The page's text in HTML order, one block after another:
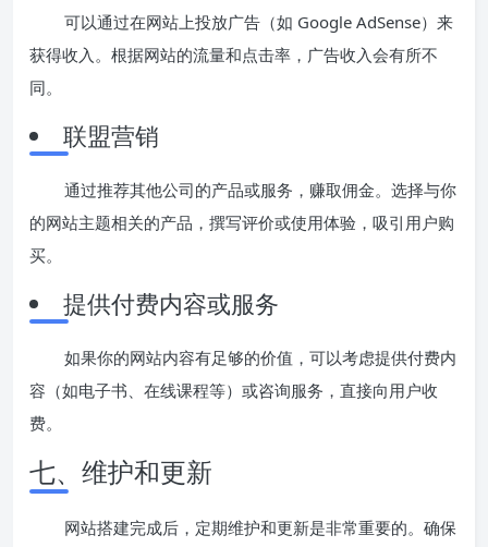
可以通过在网站上投放广告（如 Google AdSense）来
获得收入。根据网站的流量和点击率，广告收入会有所不
同。
联盟营销
通过推荐其他公司的产品或服务，赚取佣金。选择与你
的网站主题相关的产品，撰写评价或使用体验，吸引用户购
买。
提供付费内容或服务
如果你的网站内容有足够的价值，可以考虑提供付费内
容（如电子书、在线课程等）或咨询服务，直接向用户收
费。
七、维护和更新
网站搭建完成后，定期维护和更新是非常重要的。确保